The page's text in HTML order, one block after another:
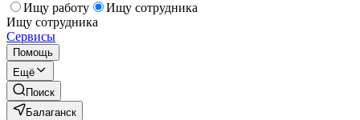
Ищу работу
Ищу сотрудника
Ищу сотрудника
Сервисы
Помощь
Ещё
Поиск
Балаганск